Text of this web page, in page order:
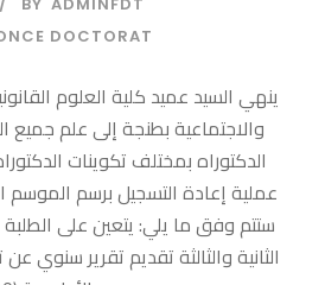
BY ADMINFDT
DOCTORAT
والاجتماعية بطنجة إلى علم جميع
الدكتوراه بمختلف تكوينات
ستتم وفق ما يلي: يتعين على
الثانية والثالثة تقديم تقرير سنوي